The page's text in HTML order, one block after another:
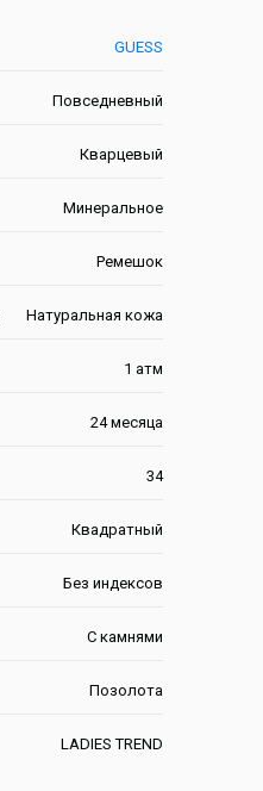
GUESS
Повседневный
Кварцевый
Минеральное
Ремешок
Натуральная кожа
1 атм
24 месяца
34
Квадратный
Без индексов
С камнями
Позолота
LADIES TREND